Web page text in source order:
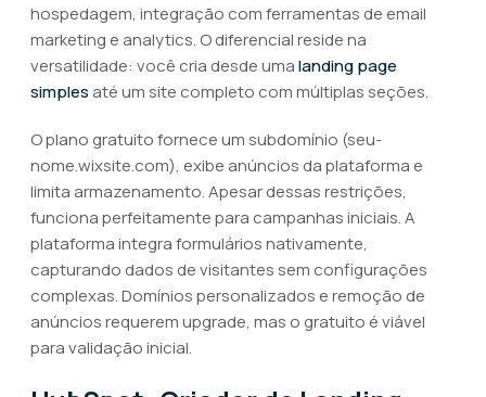
hospedagem, integração com ferramentas de email
marketing e analytics. O diferencial reside na
versatilidade: você cria desde umalanding page
simples até um site completo com múltiplas seções.
O plano gratuito fornece um subdomínio (seu-
nome.wixsite.com), exibe anúncios da plataforma e
limita armazenamento. Apesar dessas restrições,
funciona perfeitamente para campanhas iniciais. A
plataforma integra formulários nativamente,
capturando dados de visitantes sem configurações
complexas. Domínios personalizados e remoção de
anúncios requerem upgrade, mas o gratuito é viável
para validação inicial.